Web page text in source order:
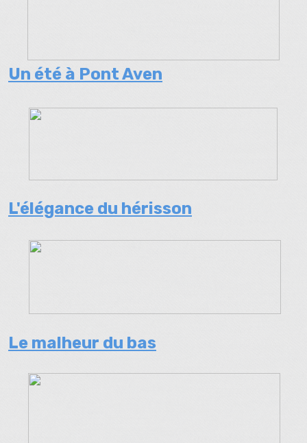
Un été à Pont Aven
L'élégance du hérisson
Le malheur du bas